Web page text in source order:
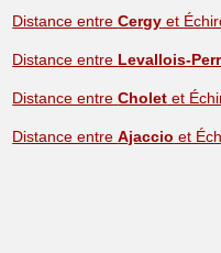
Distance entreCergy et
Distance entre Levallois-
Distance entreCholet et
Distance entreAjaccio et